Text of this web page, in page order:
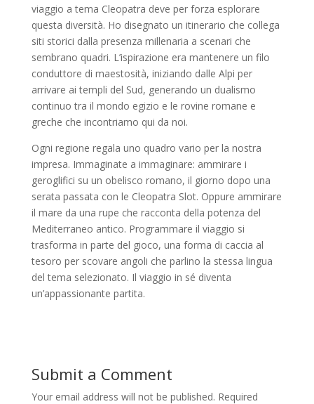
viaggio a tema Cleopatra deve per forza esplorare
questa diversità. Ho disegnato un itinerario che collega
siti storici dalla presenza millenaria a scenari che
sembrano quadri. L’ispirazione era mantenere un filo
conduttore di maestosità, iniziando dalle Alpi per
arrivare ai templi del Sud, generando un dualismo
continuo tra il mondo egizio e le rovine romane e
greche che incontriamo qui da noi.
Ogni regione regala uno quadro vario per la nostra
impresa. Immaginate a immaginare: ammirare i
geroglifici su un obelisco romano, il giorno dopo una
serata passata con le Cleopatra Slot. Oppure ammirare
il mare da una rupe che racconta della potenza del
Mediterraneo antico. Programmare il viaggio si
trasforma in parte del gioco, una forma di caccia al
tesoro per scovare angoli che parlino la stessa lingua
del tema selezionato. Il viaggio in sé diventa
un’appassionante partita.
Submit a Comment
Your email address will not be published. Required